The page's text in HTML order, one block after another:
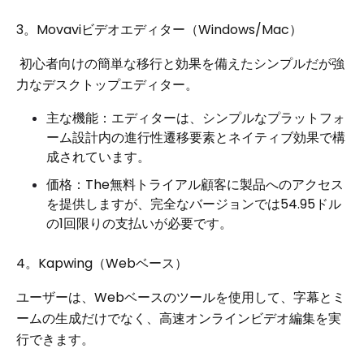
3。Movaviビデオエディター（Windows/Mac）
初心者向けの簡単な移行と効果を備えたシンプルだが強
力なデスクトップエディター。
主な機能：エディターは、シンプルなプラットフォ
ーム設計内の進行性遷移要素とネイティブ効果で構
成されています。
価格：The無料トライアル顧客に製品へのアクセス
を提供しますが、完全なバージョンでは54.95ドル
の1回限りの支払いが必要です。
4。Kapwing（Webベース）
ユーザーは、Webベースのツールを使用して、字幕とミ
ームの生成だけでなく、高速オンラインビデオ編集を実
行できます。